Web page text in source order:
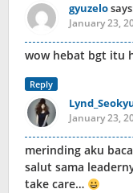
gyuzelo
January 23,
wow hebat bgt itu
Reply
January 23,
merinding aku
salut sama
take care…